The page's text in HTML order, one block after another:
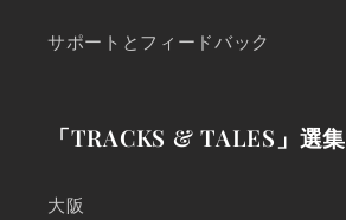
サポートとフィードバック
「TRACKS & TALES」選集
大阪